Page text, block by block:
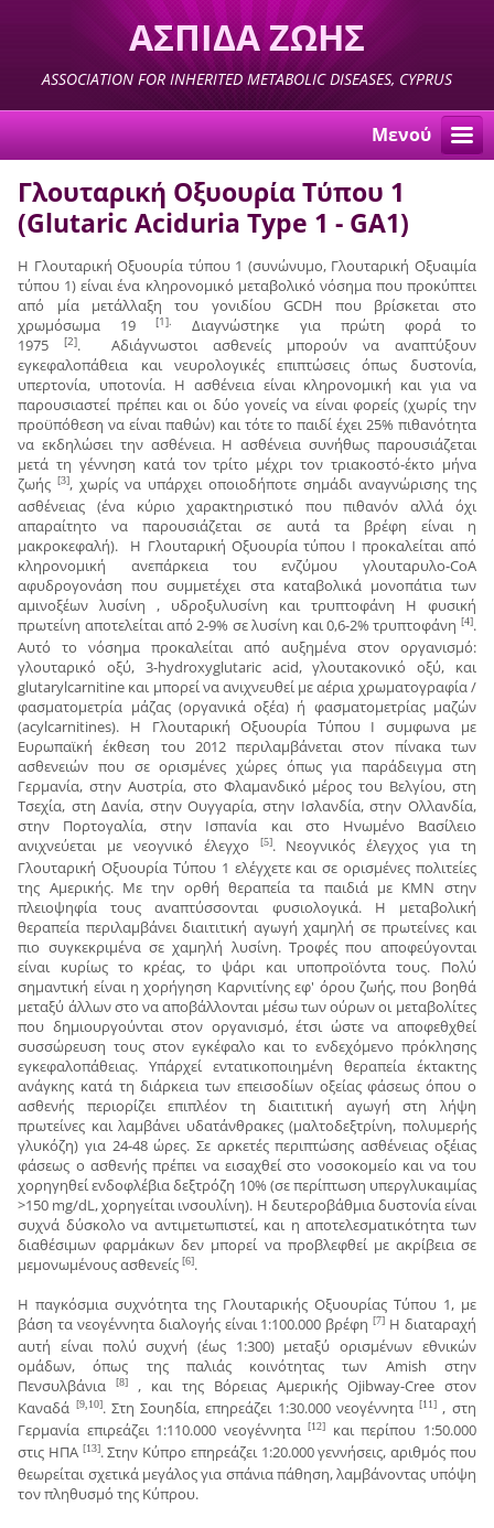
ΑΣΠΙΔΑ ΖΩΗΣ
ASSOCIATION FOR INHERITED METABOLIC DISEASES, CYPRUS
Μενού
Γλουταρική Οξυουρία Τύπου 1
(Glutaric Aciduria Type 1 - GA1)
Η Γλουταρική Οξυουρία τύπου 1 (συνώνυμο, Γλουταρική Οξυαιμία
τύπου 1) είναι ένα κληρονομικό μεταβολικό νόσημα που προκύπτει
από μία μετάλλαξη του γονιδίου GCDH που βρίσκεται στο
χρωμόσωμα 19[1].
Διαγνώστηκε για πρώτη φορά το
1975[2]. Αδιάγνωστοι ασθενείς μπορούν να αναπτύξουν
εγκεφαλοπάθεια και νευρολογικές επιπτώσεις όπως δυστονία,
υπερτονία, υποτονία. Η ασθένεια είναι κληρονομική και για να
παρουσιαστεί πρέπει και οι δύο γονείς να είναι φορείς (χωρίς την
προϋπόθεση να είναι παθών) και τότε το παιδί έχει 25% πιθανότητα
να εκδηλώσει την ασθένεια. Η ασθένεια συνήθως παρουσιάζεται
μετά τη γέννηση κατά τον τρίτο μέχρι τον τριακοστό-έκτο μήνα
ζωής[3], χωρίς να υπάρχει οποιοδήποτε σημάδι αναγνώρισης της
ασθένειας (ένα κύριο χαρακτηριστικό που πιθανόν αλλά όχι
απαραίτητο να παρουσιάζεται σε αυτά τα βρέφη είναι η
μακροκεφαλή). Η Γλουταρική Οξυουρία τύπου Ι προκαλείται από
κληρονομική ανεπάρκεια του ενζύμου γλουταρυλο-CoA
αφυδρογονάση που συμμετέχει στα καταβολικά μονοπάτια των
αμινοξέων λυσίνη , υδροξυλυσίνη και τρυπτοφάνη H φυσική
πρωτείνη αποτελείται από 2-9% σε λυσίνη και 0,6-2% τρυπτοφάνη [4].
Αυτό το νόσημα προκαλείται από αυξημένα στον οργανισμό:
γλουταρικό οξύ, 3-hydroxyglutaric acid, γλουτακονικό οξύ, και
glutarylcarnitine και μπορεί να ανιχνευθεί με αέρια χρωματογραφία /
φασματομετρία μάζας (οργανικά οξέα) ή φασματομετρίας μαζών
(acylcarnitines). Η Γλουταρική Οξυουρία Τύπου Ι συμφωνα με
Ευρωπαϊκή έκθεση του 2012 περιλαμβάνεται στον πίνακα των
ασθενειών που σε ορισμένες χώρες όπως για παράδειγμα στη
Γερμανία, στην Αυστρία, στο Φλαμανδικό μέρος του Βελγίου, στη
Τσεχία, στη Δανία, στην Ουγγαρία, στην Ισλανδία, στην Ολλανδία,
στην Πορτογαλία, στην Ισπανία και στο Ηνωμένο Βασίλειο
ανιχνεύεται με νεογνικό έλεγχο
[5]. Νεογνικός έλεγχος για τη
Γλουταρική Οξυουρία Τύπου 1 ελέγχετε και σε ορισμένες πολιτείες
της Αμερικής. Με την ορθή θεραπεία τα παιδιά με ΚΜΝ στην
πλειοψηφία τους αναπτύσσονται φυσιολογικά. Η μεταβολική
θεραπεία περιλαμβάνει διαιτιτική αγωγή χαμηλή σε πρωτείνες και
πιο συγκεκριμένα σε χαμηλή λυσίνη. Τροφές που αποφεύγονται
είναι κυρίως το κρέας, το ψάρι και υποπροϊόντα τους. Πολύ
σημαντική είναι η χορήγηση Καρνιτίνης εφ' όρου ζωής, που βοηθά
μεταξύ άλλων στο να αποβάλλονται μέσω των ούρων οι μεταβολίτες
που δημιουργούνται στον οργανισμό, έτσι ώστε να αποφεθχθεί
συσσώρευση τους στον εγκέφαλο και το ενδεχόμενο πρόκλησης
εγκεφαλοπάθειας. Υπάρχεί εντατικοποιημένη θεραπεία έκτακτης
ανάγκης κατά τη διάρκεια των επεισοδίων οξείας φάσεως όπου ο
ασθενής περιορίζει επιπλέον τη διαιτιτική αγωγή στη λήψη
πρωτείνες και λαμβάνει υδατάνθρακες (μαλτοδεξτρίνη, πολυμερής
γλυκόζη) για 24-48 ώρες. Σε αρκετές περιπτώσης ασθένειας οξέιας
φάσεως ο ασθενής πρέπει να εισαχθεί στο νοσοκομείο και να του
χορηγηθεί ενδοφλέβια δεξτρόζη 10% (σε περίπτωση υπεργλυκαιμίας
>150 mg/dL, χορηγείται ινσουλίνη). Η δευτεροβάθμια δυστονία είναι
συχνά δύσκολο να αντιμετωπιστεί, και η αποτελεσματικότητα των
διαθέσιμων φαρμάκων δεν μπορεί να προβλεφθεί με ακρίβεια σε
μεμονωμένους ασθενείς[6].
Η παγκόσμια συχνότητα της Γλουταρικής Οξυουρίας Τύπου 1, με
βάση τα νεογέννητα διαλογής είναι 1:100.000 βρέφη[7] Η διαταραχή
αυτή είναι πολύ συχνή (έως 1:300) μεταξύ ορισμένων εθνικών
ομάδων, όπως της παλιάς κοινότητας των Amish στην
Πενσυλβάνια[8]
, και της Βόρειας Αμερικής Ojibway-Cree στον
Καναδά [9,10]. Στη Σουηδία, επηρεάζει 1:30.000 νεογέννητα[11] , στη
Γερμανία επιρεάζει 1:110.000 νεογέννητα[12]
και περίπου 1:50.000
στις ΗΠΑ [13]. Στην Κύπρο επηρεάζει 1:20.000 γεννήσεις, αριθμός που
θεωρείται σχετικά μεγάλος για σπάνια πάθηση, λαμβάνοντας υπόψη
τον πληθυσμό της Κύπρου.